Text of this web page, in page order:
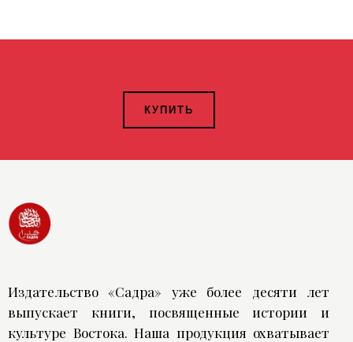
КУПИТЬ
Издательство «Садра» уже более десяти лет
выпускает книги, посвященные истории и
культуре Востока. Наша продукция охватывает